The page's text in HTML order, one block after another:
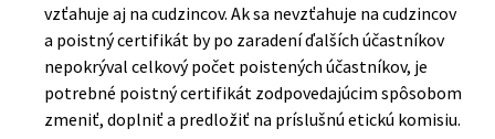
vzťahuje aj na cudzincov. Ak sa nevzťahuje na cudzincov
a poistný certifikát by po zaradení ďalších účastníkov
nepokrýval celkový počet poistených účastníkov, je
potrebné poistný certifikát zodpovedajúcim spôsobom
zmeniť, doplniť a predložiť na príslušnú etickú komisiu.